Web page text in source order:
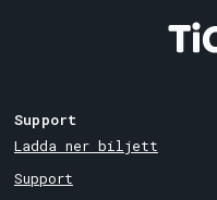
Support
Ladda ner biljett
Support